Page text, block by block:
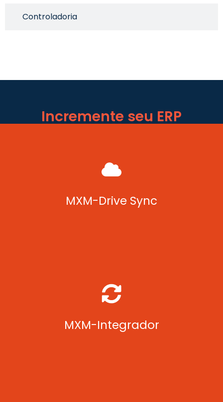
Controladoria
Incremente seu ERP
MXM-Drive Sync
MXM-Integrador
Interface para integração de sistemas externos via APIs